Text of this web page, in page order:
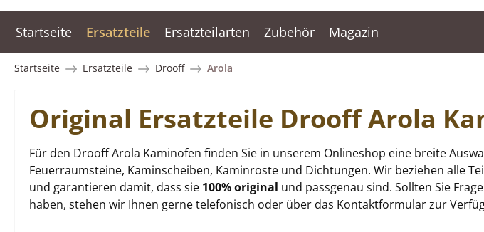
Startseite Ersatzteile Ersatzteilarten Zubehör Magazin
Startseite Ersatzteile Drooff Arola
Original Ersatzteile Drooff Arola
Für den Drooff Arola Kaminofen finden Sie in unserem Onlineshop eine breite
Feuerraumsteine, Kaminscheiben, Kaminroste und Dichtungen. Wir beziehen alle
und garantieren damit, dass sie 100% original und passgenau sind. Sollten Sie
haben, stehen wir Ihnen gerne telefonisch oder über das Kontaktformular zur